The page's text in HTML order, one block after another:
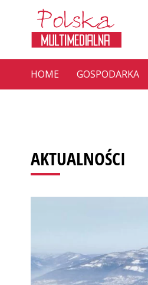
HOME GOSPODARKA
AKTUALNOŚCI